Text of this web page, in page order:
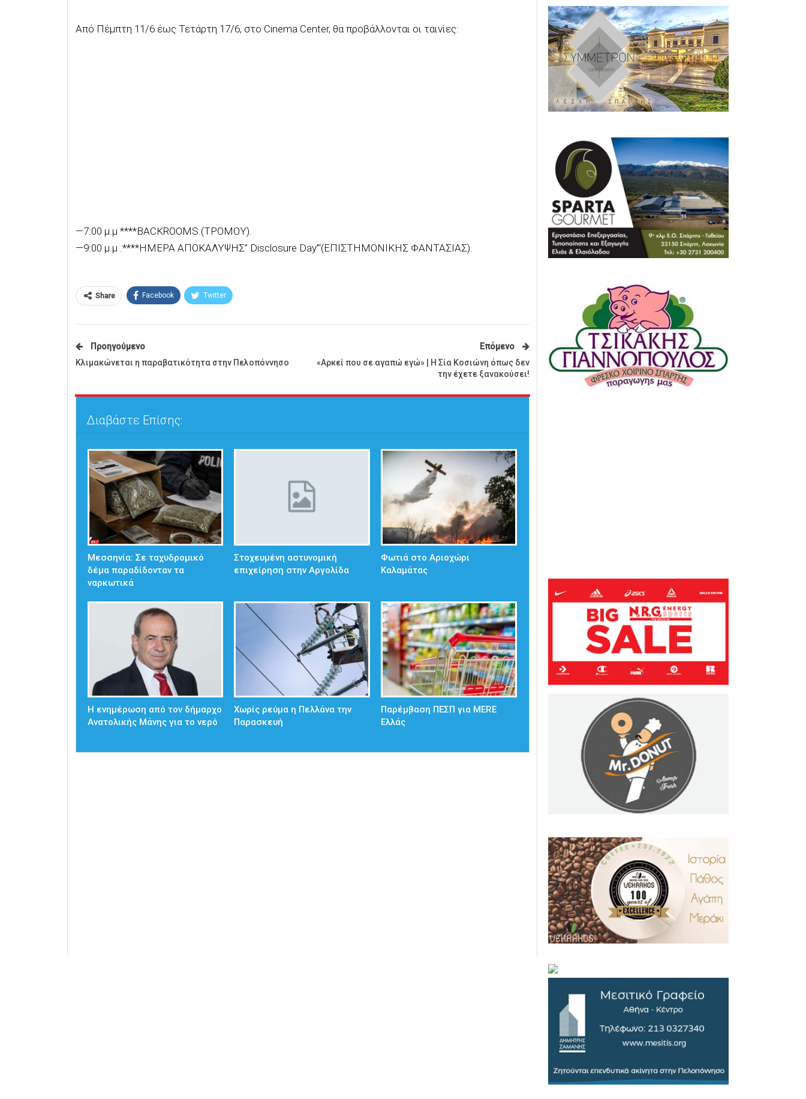
Από Πέμπτη 11/6 έως Τετάρτη 17/6, στο Cinema Center, θα προβάλλονται οι ταινίες:
—7:00 μ.μ ****BACKROOMS.(ΤΡΟΜΟΥ).
—9:00 μ.μ .****ΗΜΕΡΑ ΑΠΟΚΑΛΥΨΗΣ” Disclosure Day”‘(ΕΠΙΣΤΗΜΟΝΙΚΗΣ ΦΑΝΤΑΣΙΑΣ).
Share Facebook Twitter
Προηγούμενο
Κλιμακώνεται η παραβατικότητα στην Πελοπόννησο
Επόμενο
«Αρκεί που σε αγαπώ εγώ» | Η Σία Κοσιώνη όπως δεν
την έχετε ξανακούσει!
Διαβάστε Επίσης:
Μεσσηνία: Σε ταχυδρομικό
δέμα παραδίδονταν τα
ναρκωτικά
Στοχευμένη αστυνομική
επιχείρηση στην Αργολίδα
Φωτιά στο Αριοχώρι
Καλαμάτας
Η ενημέρωση από τον δήμαρχο
Ανατολικής Μάνης για το νερό
Χωρίς ρεύμα η Πελλάνα την
Παρασκευή
Παρέμβαση ΠΕΣΠ για MERE
Ελλάς